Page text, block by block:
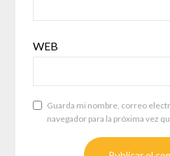
WEB
Guarda mi nombre, correo
navegador para la próxima vez